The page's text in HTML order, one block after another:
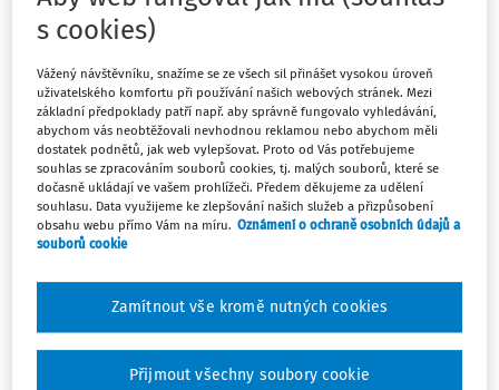
JUDr. Eva Janečková
PORADNA
Poskytování osobních údajů třetím
osobám
Škola spravuje osobní údaje žáků ve své školní matrice.
Součástí školní matriky je i evidence členů spolku Klub
přátel o dotace vyžaduje poskytovatel dotace osobní
údaje členů spolku (Jméno, příjmení a ...
Mgr. Alice Kubů Frýbová
s cookies)
Vážený návštěvníku, snažíme se ze všech sil přinášet vysokou úroveň
uživatelského komfortu při používání našich webových stránek. Mezi
základní předpoklady patří např. aby správně fungovalo vyhledávání,
abychom vás neobtěžovali nevhodnou reklamou nebo abychom měli
dostatek podnětů, jak web vylepšovat. Proto od Vás potřebujeme
souhlas se zpracováním souborů cookies, tj. malých souborů, které se
dočasně ukládají ve vašem prohlížeči. Předem děkujeme za udělení
souhlasu. Data využijeme ke zlepšování našich služeb a přizpůsobení
obsahu webu přímo Vám na míru. Oznámení o ochraně osobních údajů a
souborů cookie
Zamítnout vše kromě nutných cookies
Přijmout všechny soubory cookie